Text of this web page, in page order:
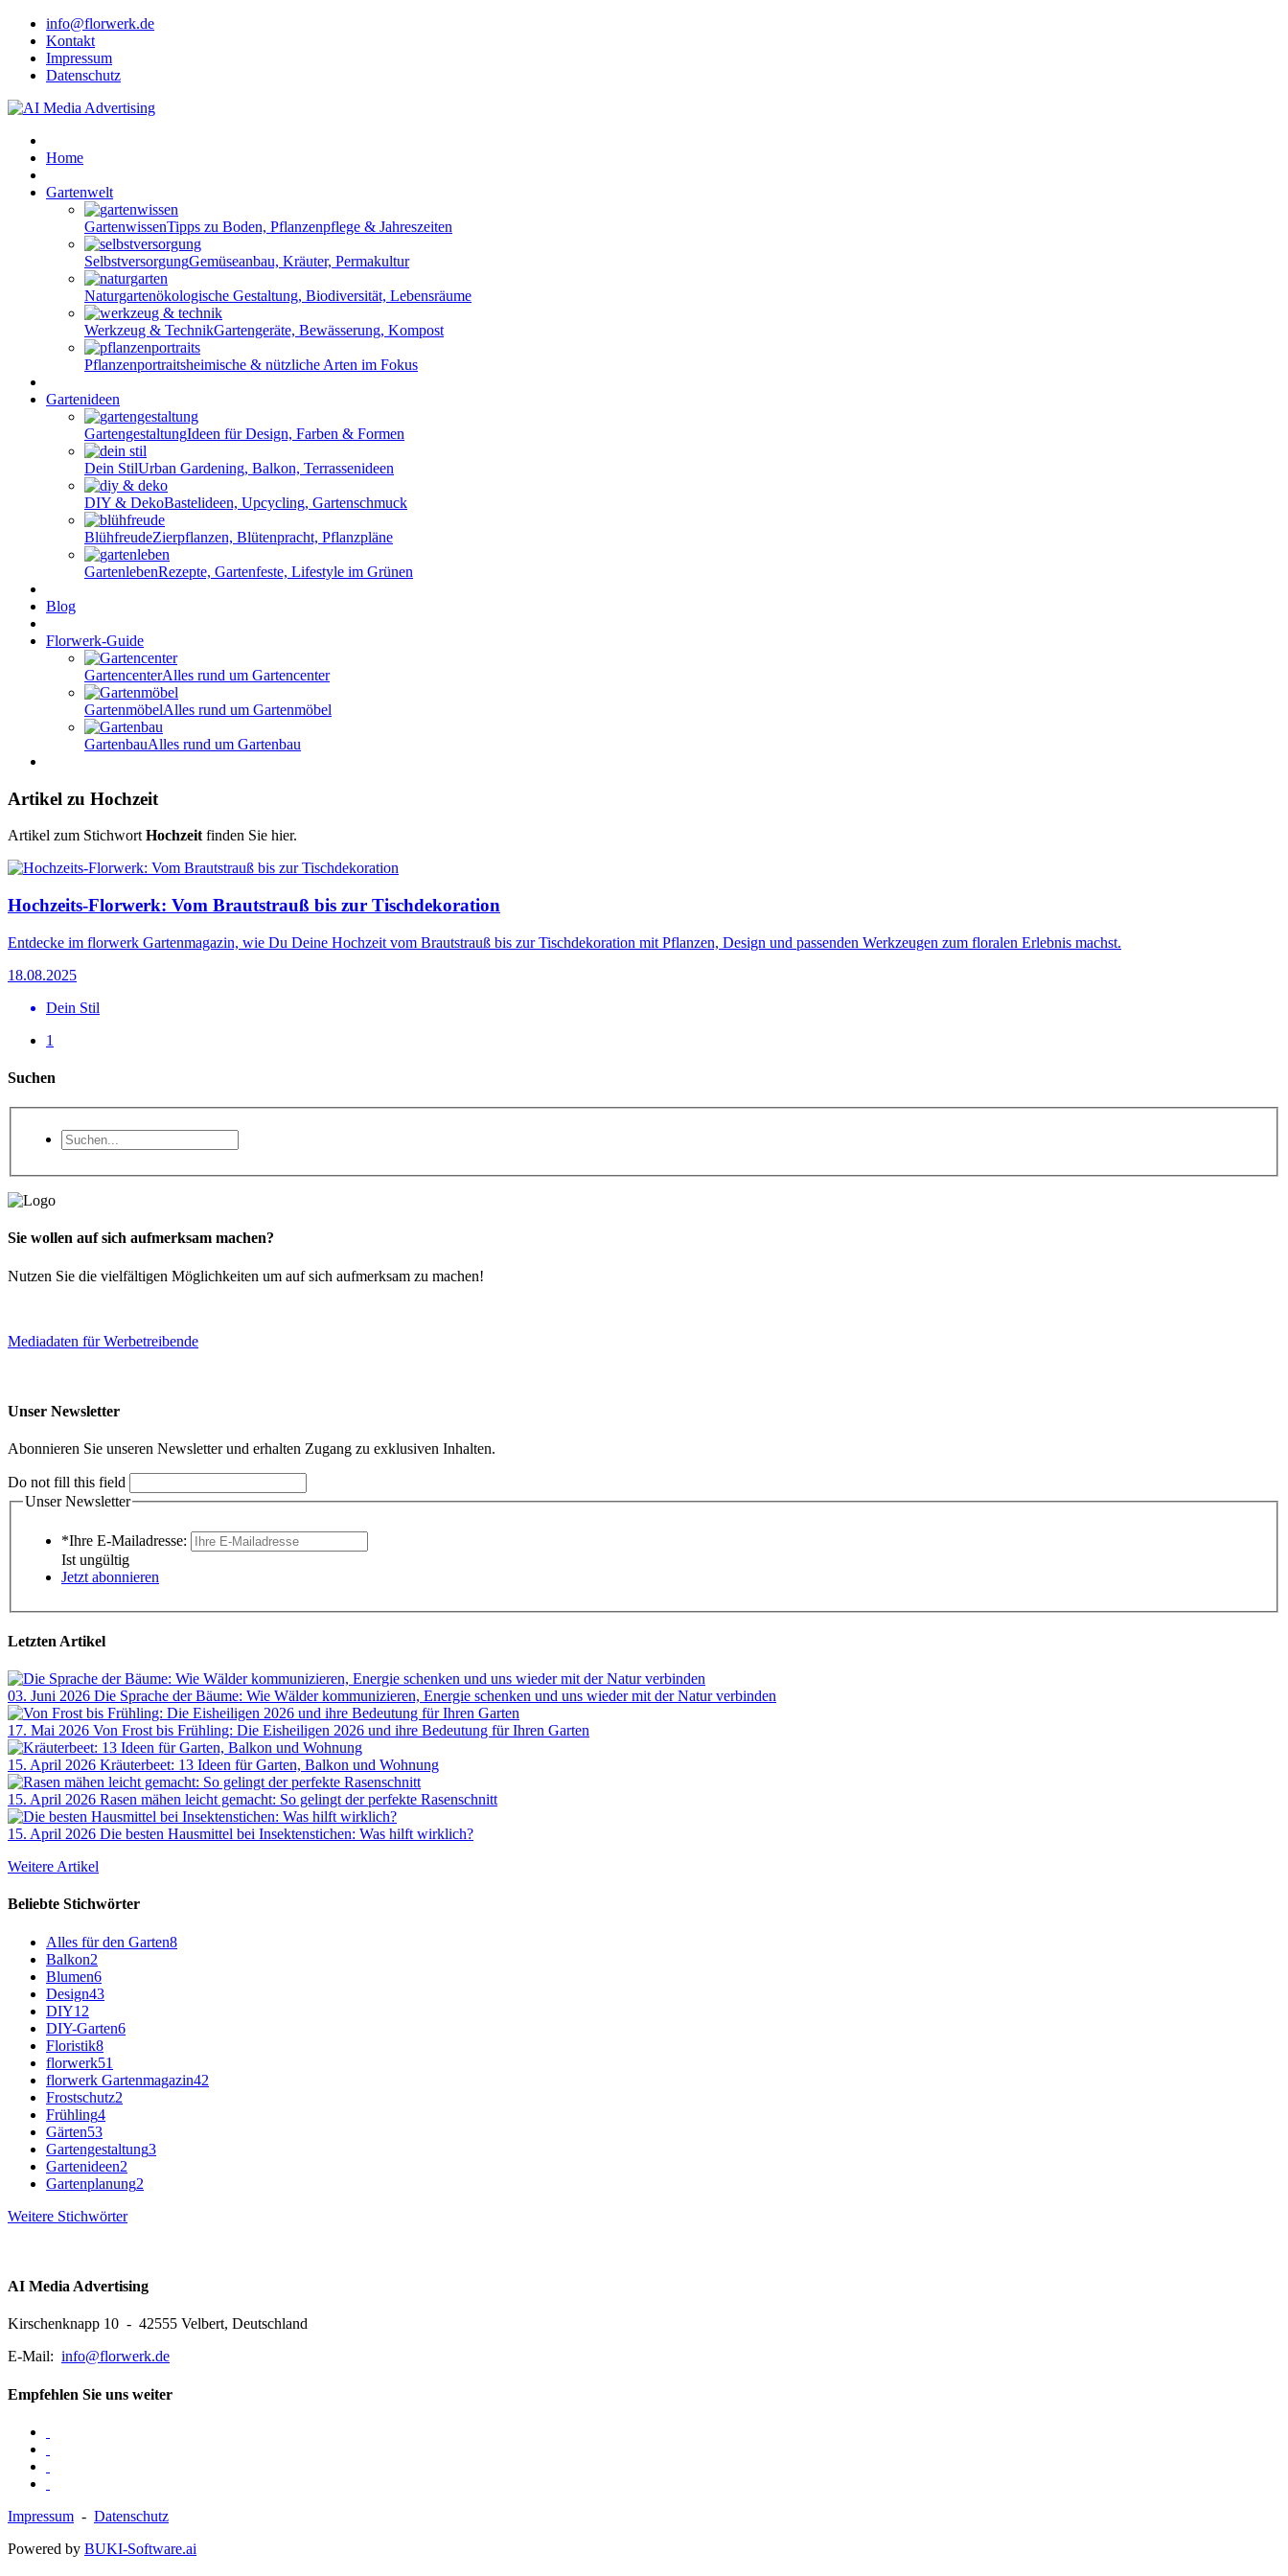
info@florwerk.de
Kontakt
Impressum
Datenschutz
Home
Gartenwelt
GartenwissenTipps zu Boden, Pflanzenpflege & Jahreszeiten
SelbstversorgungGemüseanbau, Kräuter, Permakultur
Naturgartenökologische Gestaltung, Biodiversität, Lebensräume
Werkzeug & TechnikGartengeräte, Bewässerung, Kompost
Pflanzenportraitsheimische & nützliche Arten im Fokus
Gartenideen
GartengestaltungIdeen für Design, Farben & Formen
Dein StilUrban Gardening, Balkon, Terrassenideen
DIY & DekoBastelideen, Upcycling, Gartenschmuck
BlühfreudeZierpflanzen, Blütenpracht, Pflanzpläne
GartenlebenRezepte, Gartenfeste, Lifestyle im Grünen
Blog
Florwerk-Guide
GartencenterAlles rund um Gartencenter
GartenmöbelAlles rund um Gartenmöbel
GartenbauAlles rund um Gartenbau
Artikel zu Hochzeit
Artikel zum StichwortHochzeitfinden Sie hier.
Hochzeits-Florwerk: Vom Brautstrauß bis zur Tischdekoration
Entdecke im florwerk Gartenmagazin, wie Du Deine Hochzeit vom Brautstrauß bis zur Tischdekoration mit Pflanzen, Design und passenden Werkzeugen zum floralen Erlebnis machst.
18.08.2025
Dein Stil
1
Suchen
Sie wollen auf sich aufmerksam machen?
Nutzen Sie die vielfältigen Möglichkeiten um auf sich aufmerksam zu machen!
Mediadaten für Werbetreibende
Unser Newsletter
Abonnieren Sie unseren Newsletter und erhalten Zugang zu exklusiven Inhalten.
Do not fill this field
Unser Newsletter
*Ihre E-Mailadresse:
Ist ungültig
Jetzt abonnieren
Letzten Artikel
03. Juni 2026 Die Sprache der Bäume: Wie Wälder kommunizieren, Energie schenken und uns wieder mit der Natur verbinden
17. Mai 2026 Von Frost bis Frühling: Die Eisheiligen 2026 und ihre Bedeutung für Ihren Garten
15. April 2026 Kräuterbeet: 13 Ideen für Garten, Balkon und Wohnung
15. April 2026 Rasen mähen leicht gemacht: So gelingt der perfekte Rasenschnitt
15. April 2026 Die besten Hausmittel bei Insektenstichen: Was hilft wirklich?
Weitere Artikel
Beliebte Stichwörter
Alles für den Garten8
Balkon2
Blumen6
Design43
DIY12
DIY-Garten6
Floristik8
florwerk51
florwerk Gartenmagazin42
Frostschutz2
Frühling4
Gärten53
Gartengestaltung3
Gartenideen2
Gartenplanung2
Weitere Stichwörter
AI Media Advertising
Kirschenknapp 10 - 42555 Velbert, Deutschland
E-Mail: info@florwerk.de
Empfehlen Sie uns weiter
Impressum - Datenschutz
Powered by BUKI-Software.ai